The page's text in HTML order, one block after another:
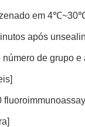
em
após
de grupo